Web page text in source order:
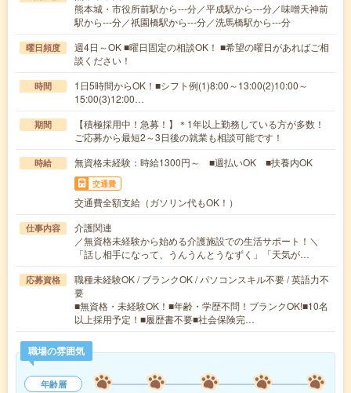
熊本城・市役所前駅から---分／平成駅から---分／味噌天神前
駅から---分／祇園橋駅から---分／洗馬橋駅から---分
曜日頻度
週4日～OK ■曜日固定の相談OK！ ■希望の曜日があればご相
談ください！
時間
1日5時間からOK！■シフト例(1)8:00～13:00(2)10:00～
15:00(3)12:00…
期間
【積極採用中！急募！】＊1年以上勤務している方が多数！
ご応募から最短2～3日後の就業も相談可能です！
時給 無資格未経験：時給1300円～ ■週払いOK ■扶養内OK
交通費
交通費全額支給（ガソリン代もOK！）
仕事内容
介護関連
／無資格未経験から始める介護施設での生活サポート！＼
「話し相手になって、うんうんとうなずく」「天気が…
応募資格
職種未経験OK / ブランクOK / パソコンスキル不要 / 英語力不
要
■無資格・未経験OK！■年齢・学歴不問！ブランクOK!■10名
以上採用予定！■履歴書不要■社会保険完…
職場の雰囲気
年齢層